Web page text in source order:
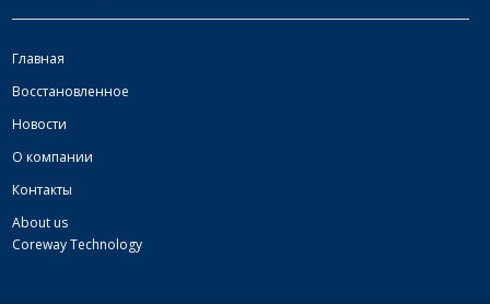
Главная
Восстановленное
Новости
О компании
Контакты
About us
Coreway Technology